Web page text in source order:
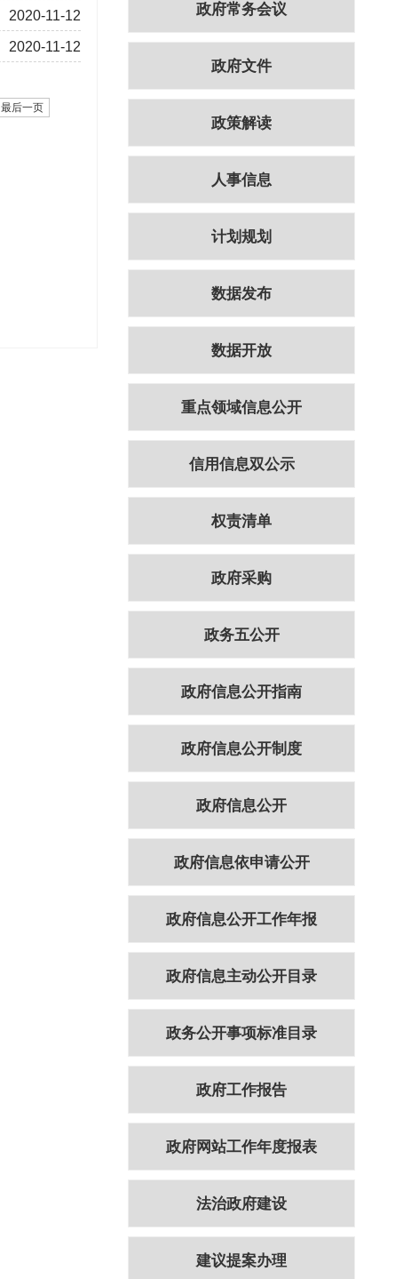
2020-11-12
2020-11-12
最后一页
政府常务会议
政府文件
政策解读
人事信息
计划规划
数据发布
数据开放
重点领域信息公开
信用信息双公示
权责清单
政府采购
政务五公开
政府信息公开指南
政府信息公开制度
政府信息公开
政府信息依申请公开
政府信息公开工作年报
政府信息主动公开目录
政务公开事项标准目录
政府工作报告
政府网站工作年度报表
法治政府建设
建议提案办理